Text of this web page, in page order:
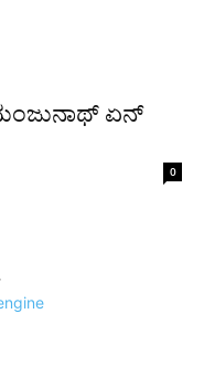
ಏನ್
0